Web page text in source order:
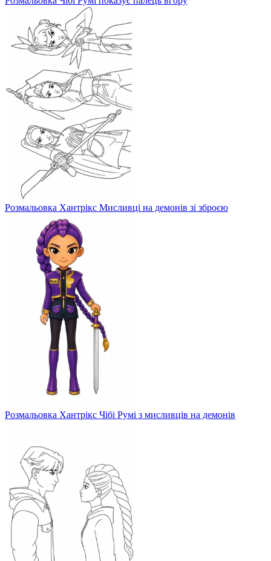
Розмальовка Хантрікс Мисливці на демонів зі зброєю
Розмальовка Хантрікс Чібі Румі з мисливців на демонів